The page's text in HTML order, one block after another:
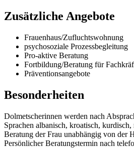
Zusätzliche Angebote
Frauenhaus/Zufluchtswohnung
psychosoziale Prozessbegleitung
Pro-aktive Beratung
Fortbildung/Beratung für
Präventionsangebote
Besonderheiten
Dolmetscherinnen werden nach
Sprachen albanisch, kroatisch, kurdisch,
Beratung der Frau unabhängig von der
Persönlicher Beratungstermin nach